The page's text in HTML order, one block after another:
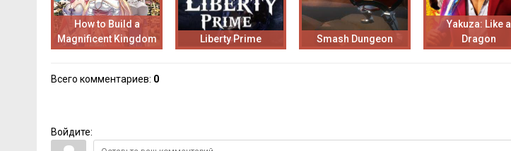
How to Build a
Magnificent Kingdom
Liberty Prime Smash Dungeon
Yakuza: Like a
Dragon
Всего комментариев: 0
Войдите: